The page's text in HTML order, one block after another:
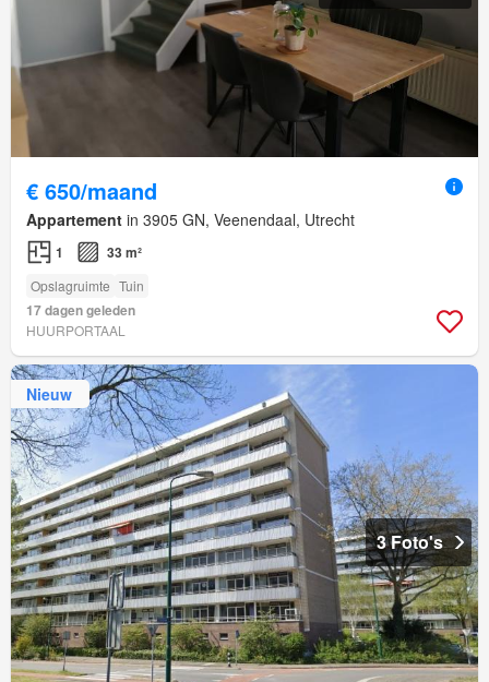
€ 650/maand
Appartement in 3905 GN, Veenendaal, Utrecht
1 33 m²
Opslagruimte Tuin
17 dagen geleden
HUURPORTAAL
Nieuw
3 Foto's